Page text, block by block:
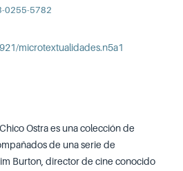
0255-5782
microtextualidades.n5a1
Ostra es una colección de
de una serie de
Burton, director de cine conocido